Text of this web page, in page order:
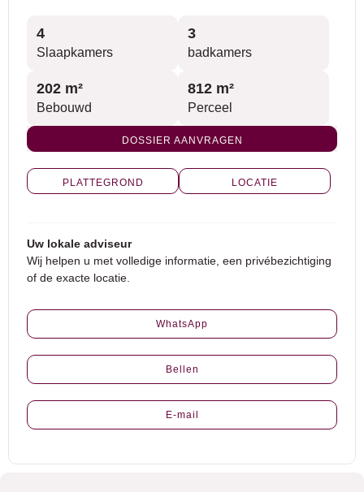
4
Slaapkamers
3
badkamers
202 m²
Bebouwd
812 m²
Perceel
DOSSIER AANVRAGEN
PLATTEGROND LOCATIE
Uw lokale adviseur
Wij helpen u met volledige informatie, een privébezichtiging
of de exacte locatie.
WhatsApp
Bellen
E-mail